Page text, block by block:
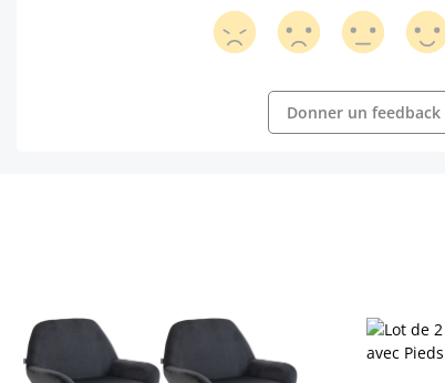
Donner un feedback